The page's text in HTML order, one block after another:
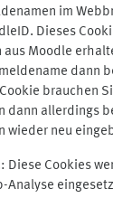
im
Dieses
aus Moodle
dann
brauchen
dann allerdings
wieder neu
Diese Cookies
Analyse